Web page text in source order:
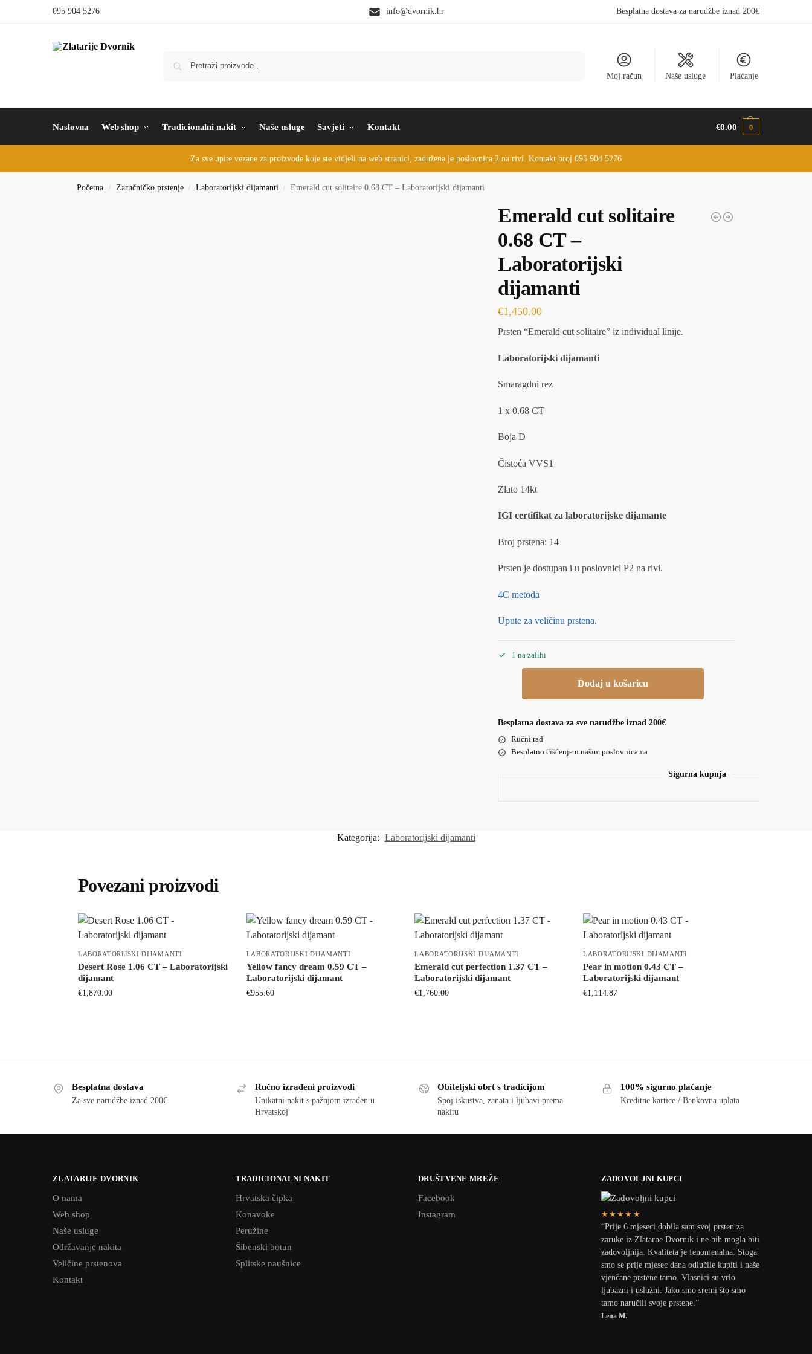
095 904 5276 info@dvornik.hr Besplatna dostava za narudžbe iznad 200€
Moj račun Naše usluge Plaćanje
Naslovna Web shop Tradicionalni nakit Naše usluge Savjeti Kontakt €0.00 0
Za sve upite vezane za proizvode koje ste vidjeli na web stranici, zadužena je poslovnica 2 na rivi. Kontakt broj 095 904 5276
Početna / Zaručničko prstenje / Laboratorijski dijamanti / Emerald cut solitaire 0.68 CT – Laboratorijski dijamanti
Emerald cut solitaire
0.68 CT –
Laboratorijski
dijamanti
€1,450.00
Prsten “Emerald cut solitaire” iz individual linije.
Laboratorijski dijamanti
Smaragdni rez
1 x 0.68 CT
Boja D
Čistoća VVS1
Zlato 14kt
IGI certifikat za laboratorijske dijamante
Broj prstena: 14
Prsten je dostupan i u poslovnici P2 na rivi.
4C metoda
Upute za veličinu prstena.
1 na zalihi
Dodaj u košaricu
Besplatna dostava za sve narudžbe iznad 200€
Ručni rad
Besplatno čišćenje u našim poslovnicama
Sigurna kupnja
Kategorija: Laboratorijski dijamanti
Povezani proizvodi
LABORATORIJSKI DIJAMANTI
Desert Rose 1.06 CT – Laboratorijski
dijamant
€1,870.00
LABORATORIJSKI DIJAMANTI
Yellow fancy dream 0.59 CT –
Laboratorijski dijamant
€955.60
LABORATORIJSKI DIJAMANTI
Emerald cut perfection 1.37 CT –
Laboratorijski dijamant
€1,760.00
LABORATORIJSKI DIJAMANTI
Pear in motion 0.43 CT –
Laboratorijski dijamant
€1,114.87
Besplatna dostava
Za sve narudžbe iznad 200€
Ručno izrađeni proizvodi
Unikatni nakit s pažnjom izrađen u
Hrvatskoj
Obiteljski obrt s tradicijom
Spoj iskustva, zanata i ljubavi prema
nakitu
100% sigurno plaćanje
Kreditne kartice / Bankovna uplata
ZLATARIJE DVORNIK
O nama
Web shop
Naše usluge
Održavanje nakita
Veličine prstenova
Kontakt
TRADICIONALNI NAKIT
Hrvatska čipka
Konavoke
Peružine
Šibenski botun
Splitske naušnice
DRUŠTVENE MREŽE
Facebook
Instagram
ZADOVOLJNI KUPCI
★★★★★
“Prije 6 mjeseci dobila sam svoj prsten za
zaruke iz Zlatarne Dvornik i ne bih mogla biti
zadovoljnija. Kvaliteta je fenomenalna. Stoga
smo se prije mjesec dana odlučile kupiti i naše
vjenčane prstene tamo. Vlasnici su vrlo
ljubazni i uslužni. Jako smo sretni što smo
tamo naručili svoje prstene.”
Lena M.